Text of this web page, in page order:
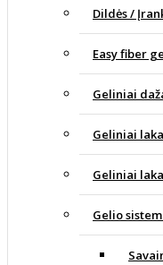
Dildės /
Easy fiber
Geliniai
Geliniai
Geliniai
Gelio